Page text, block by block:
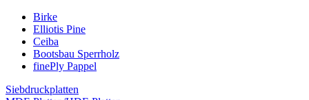
Birke
Elliotis Pine
Ceiba
Bootsbau Sperrholz
finePly Pappel
Siebdruckplatten